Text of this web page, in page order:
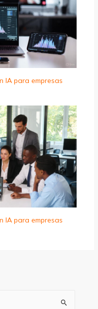
IA para empresas
IA para empresas